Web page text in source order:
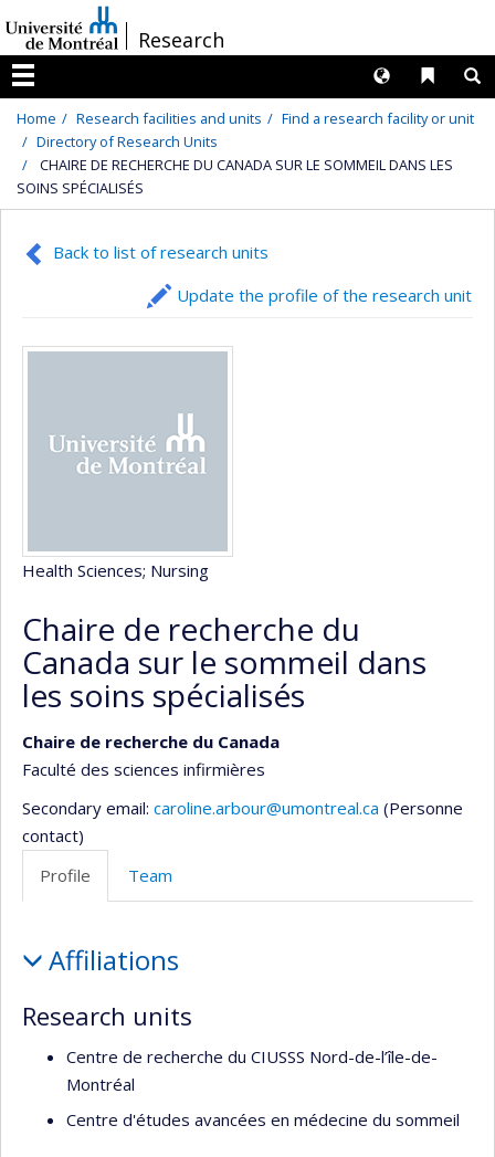
au
contenu
/Research
Menu
Liens
Langues
Home Research facilities and units
Find a research facility or unit
Directory of Research Units
CHAIRE DE RECHERCHE DU CANADA SUR LE SOMMEIL DANS LES
SOINS SPÉCIALISÉS
Back to list of research units
Update the profile of the research unit
Health Sciences; Nursing
Chaire de recherche du
Canada sur le sommeil dans
les soins spécialisés
Chaire de recherche du Canada
Faculté des sciences infirmières
Secondary email: caroline.arbour@umontreal.ca (Personne
contact)
Profile
Team
Affiliations
Research units
Centre de recherche du CIUSSS Nord-de-l’île-de-
Montréal
Centre d'études avancées en médecine du sommeil